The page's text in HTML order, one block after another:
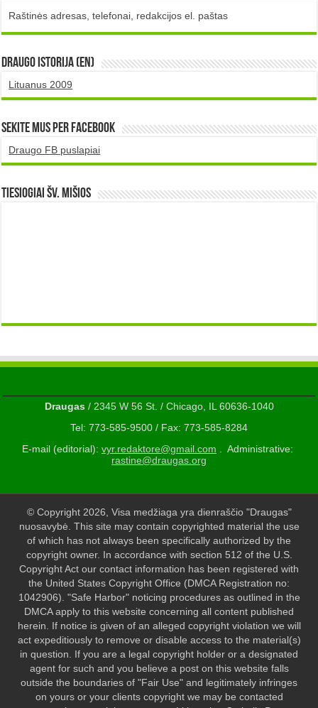
Raštinės adresas, telefonai, redakcijos el. paštas
DRAUGO istorija (EN)
Lituanus 2009
Sekite mus per Facebook
Draugo FB puslapiai
TIESIOGIAI šv. MIŠIOS
Draugas/ 2345 W 56 St. / Chicago, IL 60636-1040
Tel: 773-585-9500 / Fax: 773-585-8284
E-mail (editorial): vyr.redaktore@gmail.com . Administrative:
rastine@draugas.org
© Copyright 2026, Visa medžiaga yra dienraščio "Draugas"
nuosavybė. This site may contain copyrighted material the use
of which has not always been specifically authorized by the
copyright owner. In accordance with section 512 of the U.S.
Copyright Act our contact information has been registered with
the United States Copyright Office (DMCA Registration no:
1042906). "Safe Harbor" noticing procedures as outlined in the
DMCA apply to this website concerning all content published
herein. If notice is given of an alleged copyright violation we will
act expeditiously to remove or disable access to the material(s)
in question. If you are a legal copyright holder or a designated
agent for such and you believe a post on this website falls
outside the boundaries of "Fair Use" and legitimately infringes
on yours or your clients copyright we may be contacted